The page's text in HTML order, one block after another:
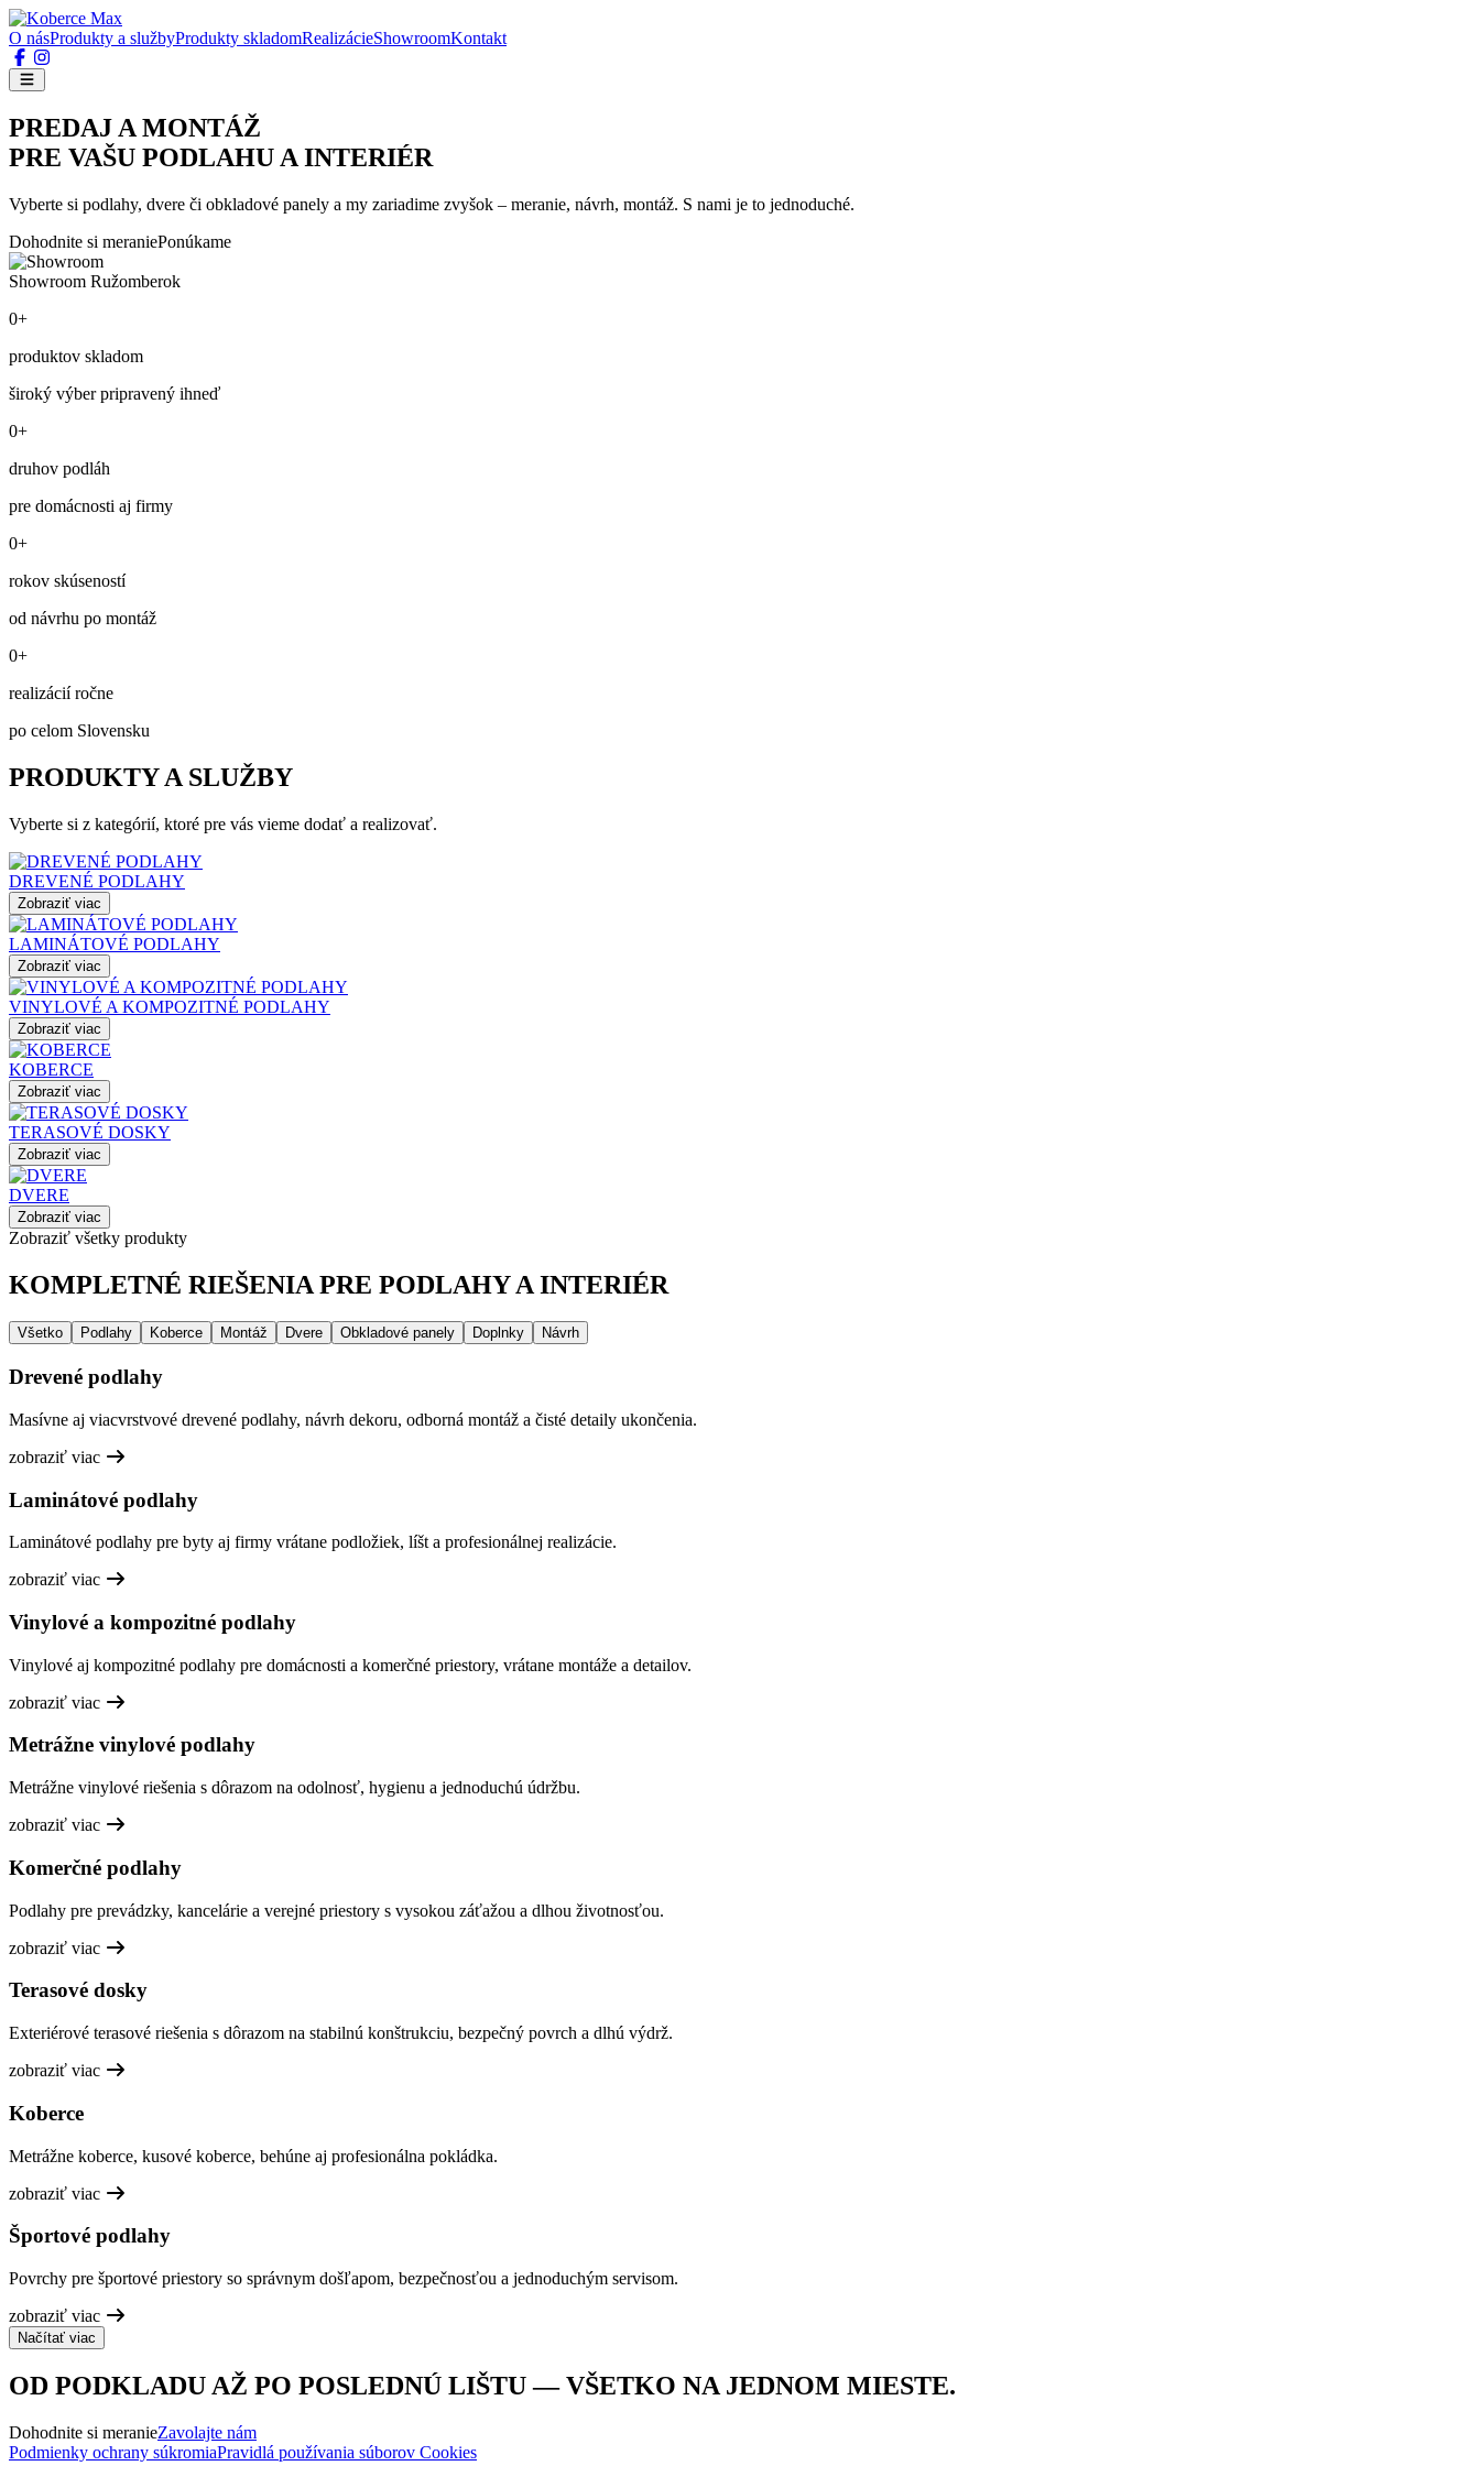
O násProdukty a službyProdukty skladomRealizácieShowroomKontakt
PREDAJ A MONTÁŽ
PRE VAŠU PODLAHU A INTERIÉR
Vyberte si podlahy, dvere či obkladové panely a my zariadime zvyšok – meranie, návrh, montáž. S nami je to jednoduché.
Dohodnite si meraniePonúkame
Showroom Ružomberok
0+
produktov skladom
široký výber pripravený ihneď
0+
druhov podláh
pre domácnosti aj firmy
0+
rokov skúseností
od návrhu po montáž
0+
realizácií ročne
po celom Slovensku
PRODUKTY A SLUŽBY
Vyberte si z kategórií, ktoré pre vás vieme dodať a realizovať.
DREVENÉ PODLAHY
Zobraziť viac
LAMINÁTOVÉ PODLAHY
Zobraziť viac
VINYLOVÉ A KOMPOZITNÉ PODLAHY
Zobraziť viac
KOBERCE
Zobraziť viac
TERASOVÉ DOSKY
Zobraziť viac
DVERE
Zobraziť viac
Zobraziť všetky produkty
KOMPLETNÉ RIEŠENIA PRE PODLAHY A INTERIÉR
Všetko Podlahy Koberce Montáž Dvere Obkladové panely Doplnky Návrh
Drevené podlahy
Masívne aj viacvrstvové drevené podlahy, návrh dekoru, odborná montáž a čisté detaily ukončenia.
zobraziť viac
Laminátové podlahy
Laminátové podlahy pre byty aj firmy vrátane podložiek, líšt a profesionálnej realizácie.
zobraziť viac
Vinylové a kompozitné podlahy
Vinylové aj kompozitné podlahy pre domácnosti a komerčné priestory, vrátane montáže a detailov.
zobraziť viac
Metrážne vinylové podlahy
Metrážne vinylové riešenia s dôrazom na odolnosť, hygienu a jednoduchú údržbu.
zobraziť viac
Komerčné podlahy
Podlahy pre prevádzky, kancelárie a verejné priestory s vysokou záťažou a dlhou životnosťou.
zobraziť viac
Terasové dosky
Exteriérové terasové riešenia s dôrazom na stabilnú konštrukciu, bezpečný povrch a dlhú výdrž.
zobraziť viac
Koberce
Metrážne koberce, kusové koberce, behúne aj profesionálna pokládka.
zobraziť viac
Športové podlahy
Povrchy pre športové priestory so správnym došľapom, bezpečnosťou a jednoduchým servisom.
zobraziť viac
Načítať viac
OD PODKLADU AŽ PO POSLEDNÚ LIŠTU — VŠETKO NA JEDNOM MIESTE.
Dohodnite si meranieZavolajte nám
Podmienky ochrany súkromiaPravidlá používania súborov Cookies